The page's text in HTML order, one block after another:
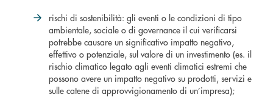
rischi di sostenibilità: gli eventi o le condizioni di tipo
ambientale, sociale o di governance il cui verificarsi
potrebbe causare un significativo impatto negativo,
effettivo o potenziale, sul valore di un investimento (es. il
rischio climatico legato agli eventi climatici estremi che
possono avere un impatto negativo su prodotti, servizi e
sulle catene di approvvigionamento di un’impresa);